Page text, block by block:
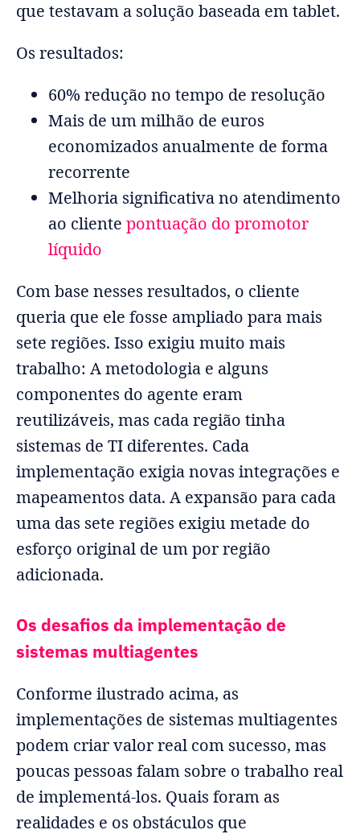
que testavam a solução baseada em tablet.
Os resultados:
60% redução no tempo de resolução
Mais de um milhão de euros
economizados anualmente de forma
recorrente
Melhoria significativa no atendimento
ao clientepontuação do promotor
líquido
Com base nesses resultados, o cliente
queria que ele fosse ampliado para mais
sete regiões. Isso exigiu muito mais
trabalho: A metodologia e alguns
componentes do agente eram
reutilizáveis, mas cada região tinha
sistemas de TI diferentes. Cada
implementação exigia novas integrações e
mapeamentos data. A expansão para cada
uma das sete regiões exigiu metade do
esforço original de um por região
adicionada.
Os desafios da implementação de
sistemas multiagentes
Conforme ilustrado acima, as
implementações de sistemas multiagentes
podem criar valor real com sucesso, mas
poucas pessoas falam sobre o trabalho real
de implementá-los. Quais foram as
realidades e os obstáculos que